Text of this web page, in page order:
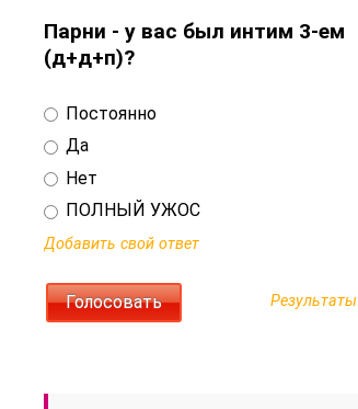
Парни - у вас был интим 3-ем
(д+д+п)?
Постоянно
Да
Нет
ПОЛНЫЙ УЖОС
Добавить свой ответ
Результаты